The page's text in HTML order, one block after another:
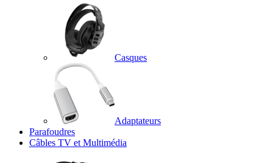
Casques
Adaptateurs
Parafoudres
Câbles TV et Multimédia